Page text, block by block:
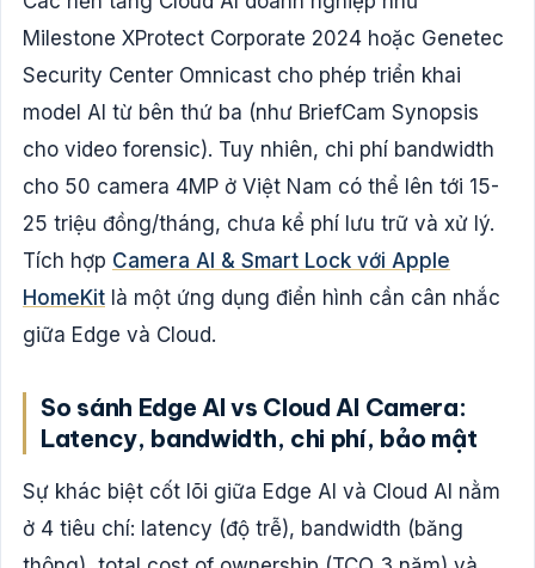
Milestone XProtect Corporate 2024 hoặc Genetec
Security Center Omnicast cho phép triển khai
model AI từ bên thứ ba (như BriefCam Synopsis
cho video forensic). Tuy nhiên, chi phí bandwidth
cho 50 camera 4MP ở Việt Nam có thể lên tới 15-
25 triệu đồng/tháng, chưa kể phí lưu trữ và xử lý.
Tích hợp Camera AI & Smart Lock với Apple
HomeKit là một ứng dụng điển hình cần cân nhắc
giữa Edge và Cloud.
So sánh Edge AI vs Cloud AI Camera:
Latency, bandwidth, chi phí, bảo mật
Sự khác biệt cốt lõi giữa Edge AI và Cloud AI nằm
ở 4 tiêu chí: latency (độ trễ), bandwidth (băng